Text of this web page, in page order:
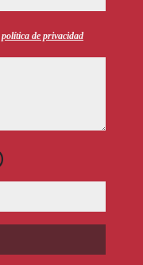
política de privacidad